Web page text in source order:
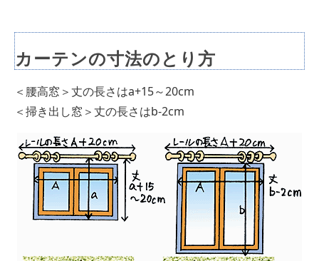
カーテンの寸法のとり方
＜腰高窓＞丈の長さはa+15～20cm
＜掃き出し窓＞丈の長さはb-2cm